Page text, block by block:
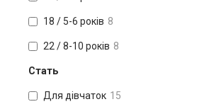
18 / 5-6 років 8
22 / 8-10 років 8
Стать
Для дівчаток 15